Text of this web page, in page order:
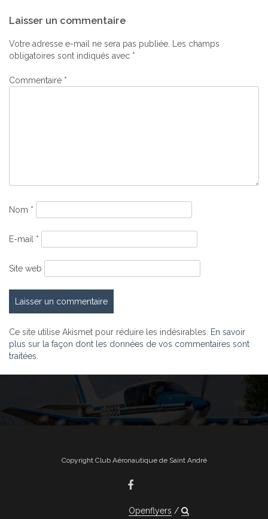
de
l’article
Laisser un commentaire
Votre adresse e-mail ne sera pas publiée. Les champs
obligatoires sont indiqués avec *
Commentaire *
Nom *
E-mail *
Site web
Ce site utilise Akismet pour réduire les indésirables. En savoir
plus sur la façon dont les données de vos commentaires sont
traitées
Copyright Club Aéronautique de Saint André
Openflyers